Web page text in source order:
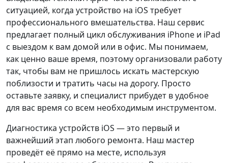
ситуацией, когда устройство на iOS требует
профессионального вмешательства. Наш сервис
предлагает полный цикл обслуживания iPhone и iPad
с выездом к вам домой или в офис. Мы понимаем,
как ценно ваше время, поэтому организовали работу
так, чтобы вам не пришлось искать мастерскую
поблизости и тратить часы на дорогу. Просто
оставьте заявку, и специалист прибудет в удобное
для вас время со всем необходимым инструментом.
Диагностика устройств iOS — это первый и
важнейший этап любого ремонта. Наш мастер
проведёт её прямо на месте, используя